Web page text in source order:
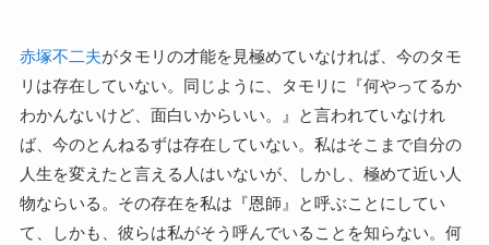
赤塚不二夫がタモリの才能を見極めていなければ、今のタモ
リは存在していない。同じように、タモリに『何やってるか
わかんないけど、面白いからいい。』と言われていなけれ
ば、今のとんねるずは存在していない。私はそこまで自分の
人生を変えたと言える人はいないが、しかし、極めて近い人
物ならいる。その存在を私は『恩師』と呼ぶことにしてい
て、しかも、彼らは私がそう呼んでいることを知らない。何